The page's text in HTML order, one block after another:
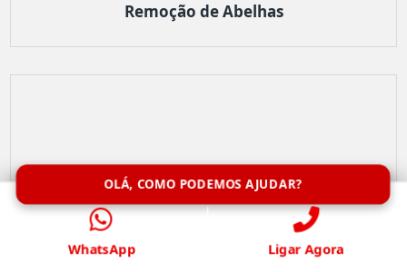
Remoção de Abelhas
OLÁ, COMO PODEMOS AJUDAR?
WhatsApp Ligar Agora